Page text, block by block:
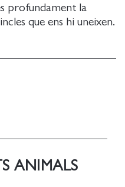
profundament la
que ens hi uneixen.
ANIMALS